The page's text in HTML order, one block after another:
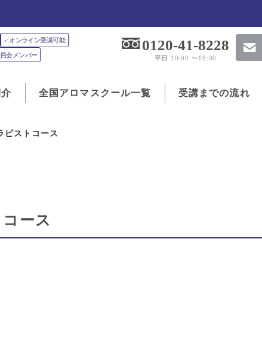
✓オンライン受講可能
会メンバー
0120-41-8228
平日 10:00 〜18:00
全国アロマスクール一覧 受講までの流れ
ピストコース
ース